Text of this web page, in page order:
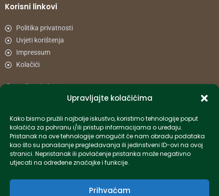
Upravljajte kolačićima
Kako bismo pružili najbolje iskustvo, koristimo tehnologije poput
kolačića za pohranu i/ili pristup informacijama o uređaju.
Pristanak na ove tehnologije omogućit će nam obradu podataka
kao što su ponašanje pregledavanja ili jedinstveni ID-ovi na ovoj
stranici. Nepristanak ili povlačenje pristanka može negativno
utjecati na određene značajke i funkcije.
Prihvaćam
Korisni linkovi
Politika privatnosti
Uvjeti korištenja
Impressum
Kolačići
Načini plaćanja
Informacije
info-hr@kettner.com